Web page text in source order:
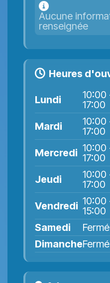
Aucune
renseignée
Heures
Lundi
10:00
17:00
Mardi
10:00
17:00
Mercredi 10:00
17:00
Jeudi
10:00
17:00
Vendredi 10:00
15:00
Samedi
Fermé
DimancheFermé